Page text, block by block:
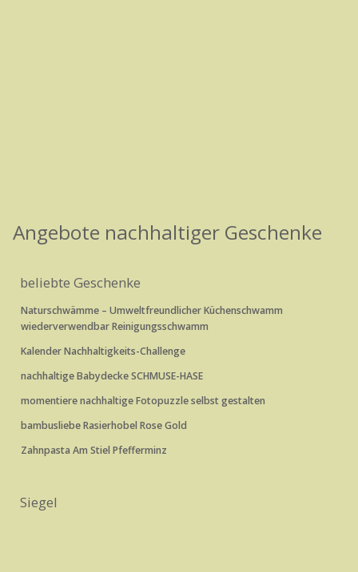
Angebote nachhaltiger Geschenke
beliebte Geschenke
Naturschwämme – Umweltfreundlicher Küchenschwamm
wiederverwendbar Reinigungsschwamm
Kalender Nachhaltigkeits-Challenge
nachhaltige Babydecke SCHMUSE-HASE
momentiere nachhaltige Fotopuzzle selbst gestalten
bambusliebe Rasierhobel Rose Gold
Zahnpasta Am Stiel Pfefferminz
Siegel